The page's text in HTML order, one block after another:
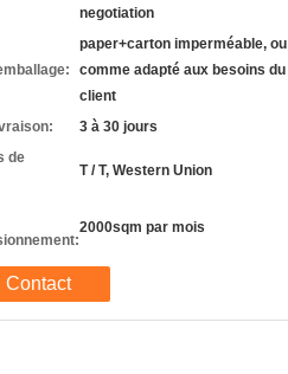
negotiation
paper+carton imperméable, ou
comme adapté aux besoins du
client
3 à 30 jours
de
T / T, Western Union
2000sqm par mois
Contact